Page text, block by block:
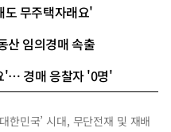
도 무주택자래요'
산 임의경매 속출
'… 경매 응찰자 '0명'
한민국’ 시대, 무단전재 및 재배